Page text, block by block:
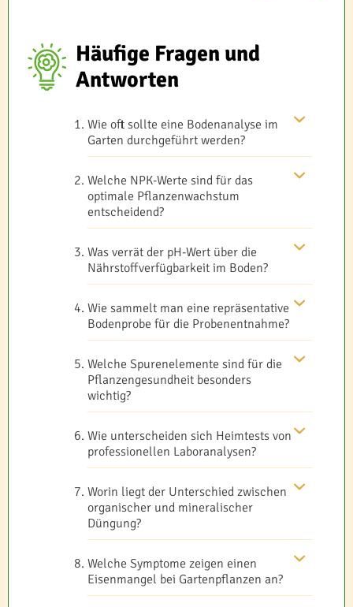
Häufige Fragen und
Antworten
Wie oft sollte eine Bodenanalyse im
Garten durchgeführt werden?
Welche NPK-Werte sind für das
optimale Pflanzenwachstum
entscheidend?
Was verrät der pH-Wert über die
Nährstoffverfügbarkeit im Boden?
Wie sammelt man eine repräsentative
Bodenprobe für die Probenentnahme?
Welche Spurenelemente sind für die
Pflanzengesundheit besonders
wichtig?
Wie unterscheiden sich Heimtests von
professionellen Laboranalysen?
Worin liegt der Unterschied zwischen
organischer und mineralischer
Düngung?
Welche Symptome zeigen einen
Eisenmangel bei Gartenpflanzen an?